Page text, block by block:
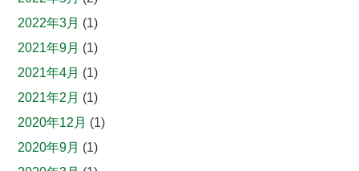
2022年3月 (1)
2021年9月 (1)
2021年4月 (1)
2021年2月 (1)
2020年12月 (1)
2020年9月 (1)